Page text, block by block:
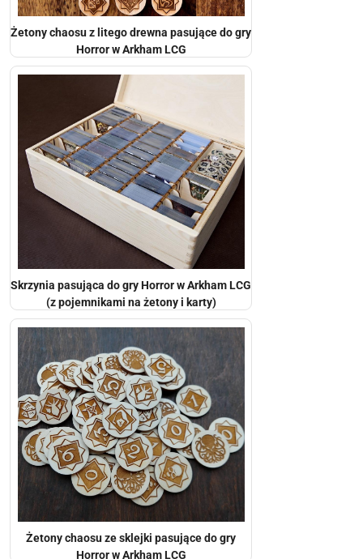
Żetony chaosu z litego drewna pasujące do gry
Horror w Arkham LCG
Skrzynia pasująca do gry Horror w Arkham LCG
(z pojemnikami na żetony i karty)
Żetony chaosu ze sklejki pasujące do gry
Horror w Arkham LCG